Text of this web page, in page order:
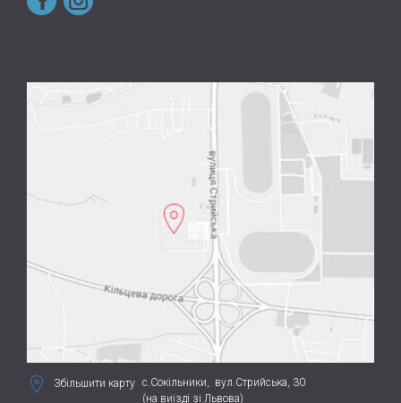
Збільшити карту с.Сокільники, вул.Стрийська, 30
(на виїзді зі Львова)